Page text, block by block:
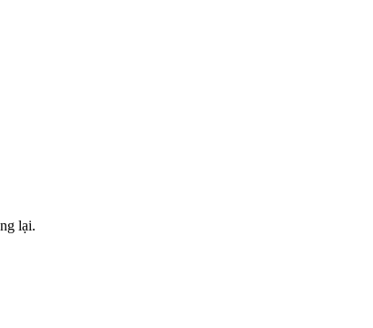
lại.